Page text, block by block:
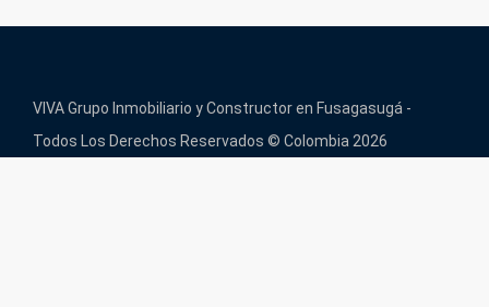
VIVA Grupo Inmobiliario y Constructor en Fusagasugá -
Todos Los Derechos Reservados © Colombia 2026